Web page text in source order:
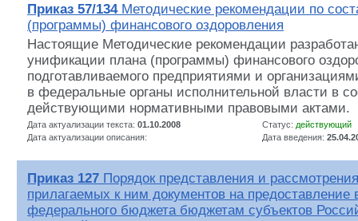
Приказ 57/134Методические рекомендации по
(программы) финансового оздоровления
Настоящие Методические рекомендации
унификации плана (программы) финансового
подготавливаемого предприятиями и
в федеральные органы исполнительной власти в
действующими нормативными правовыми актами.
Дата актуализации текста: 01.10.2008 Статус: действующий
Дата актуализации описания:
Дата введения:
Приказ 127 Порядок представления и
прилагаемых к ним документов на предоставление
федерального бюджета бюджетам субъектов